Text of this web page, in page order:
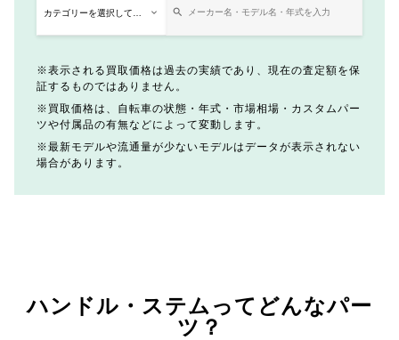
表示される買取価格は過去の実績であり、現在の査定額を保
証するものではありません。
買取価格は、自転車の状態・年式・市場相場・カスタムパー
ツや付属品の有無などによって変動します。
最新モデルや流通量が少ないモデルはデータが表示されない
場合があります。
ハンドル・ステムってどんなパー
ツ？